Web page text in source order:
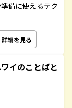
備に使えるテク
詳細を見る
イのことばと